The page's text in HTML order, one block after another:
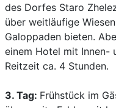
des Dorfes Staro
über weitläufige
Galoppaden bieten.
einem Hotel mit Innen-
Reitzeit ca. 4 Stunden.
3. Tag: Frühstück im